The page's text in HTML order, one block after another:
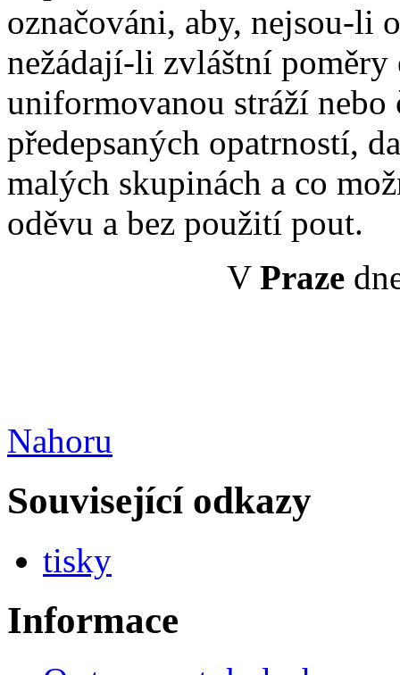
označováni, aby, nejsou-li
nežádají-li zvláštní poměry
uniformovanou stráží nebo
předepsaných opatrností,
malých skupinách a co
oděvu a bez použití pout.
V Praze
Nahoru
Související odkazy
tisky
Informace